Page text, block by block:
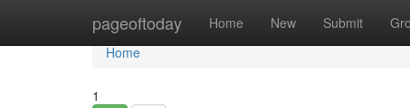
pageoftoday Home New Submit
Home
Home
1